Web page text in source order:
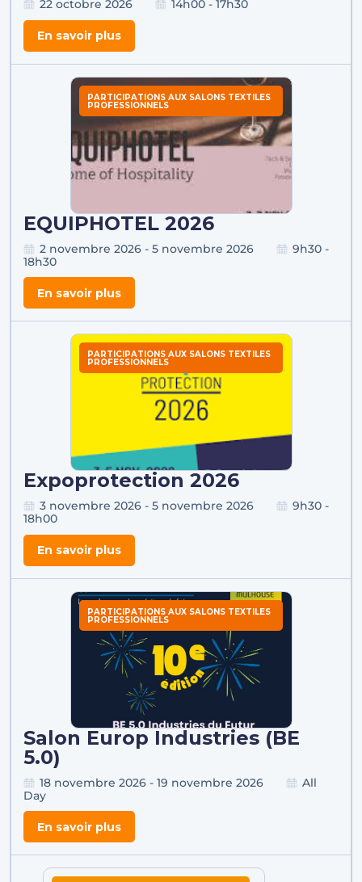
22 octobre 2026 14h00 - 17h30
En savoir plus
PARTICIPATIONS AUX SALONS TEXTILES
PROFESSIONNELS
EQUIPHOTEL 2026
2 novembre 2026 - 5 novembre 2026
9h30 -
18h30
En savoir plus
PARTICIPATIONS AUX SALONS TEXTILES
PROFESSIONNELS
Expoprotection 2026
3 novembre 2026 - 5 novembre 2026
9h30 -
18h00
En savoir plus
PARTICIPATIONS AUX SALONS TEXTILES
PROFESSIONNELS
Salon Europ Industries (BE
5.0)
18 novembre 2026 - 19 novembre 2026
All
Day
En savoir plus